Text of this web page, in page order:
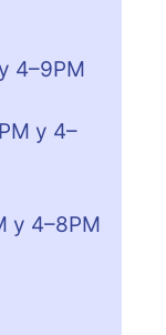
4–9PM
y 4–
y 4–8PM